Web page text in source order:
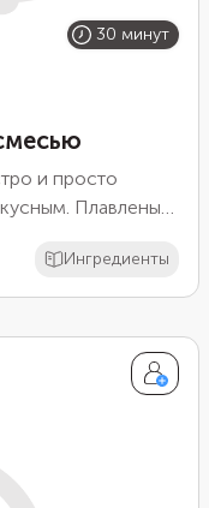
30 минут
и просто
Плавленый
и лук блендером
придала блюду
Ингредиенты